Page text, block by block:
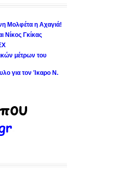
Μολφέτα η Αχαγιά!
Νίκος Γκίκας
μέτρων του
για τον Ίκαρο Ν.